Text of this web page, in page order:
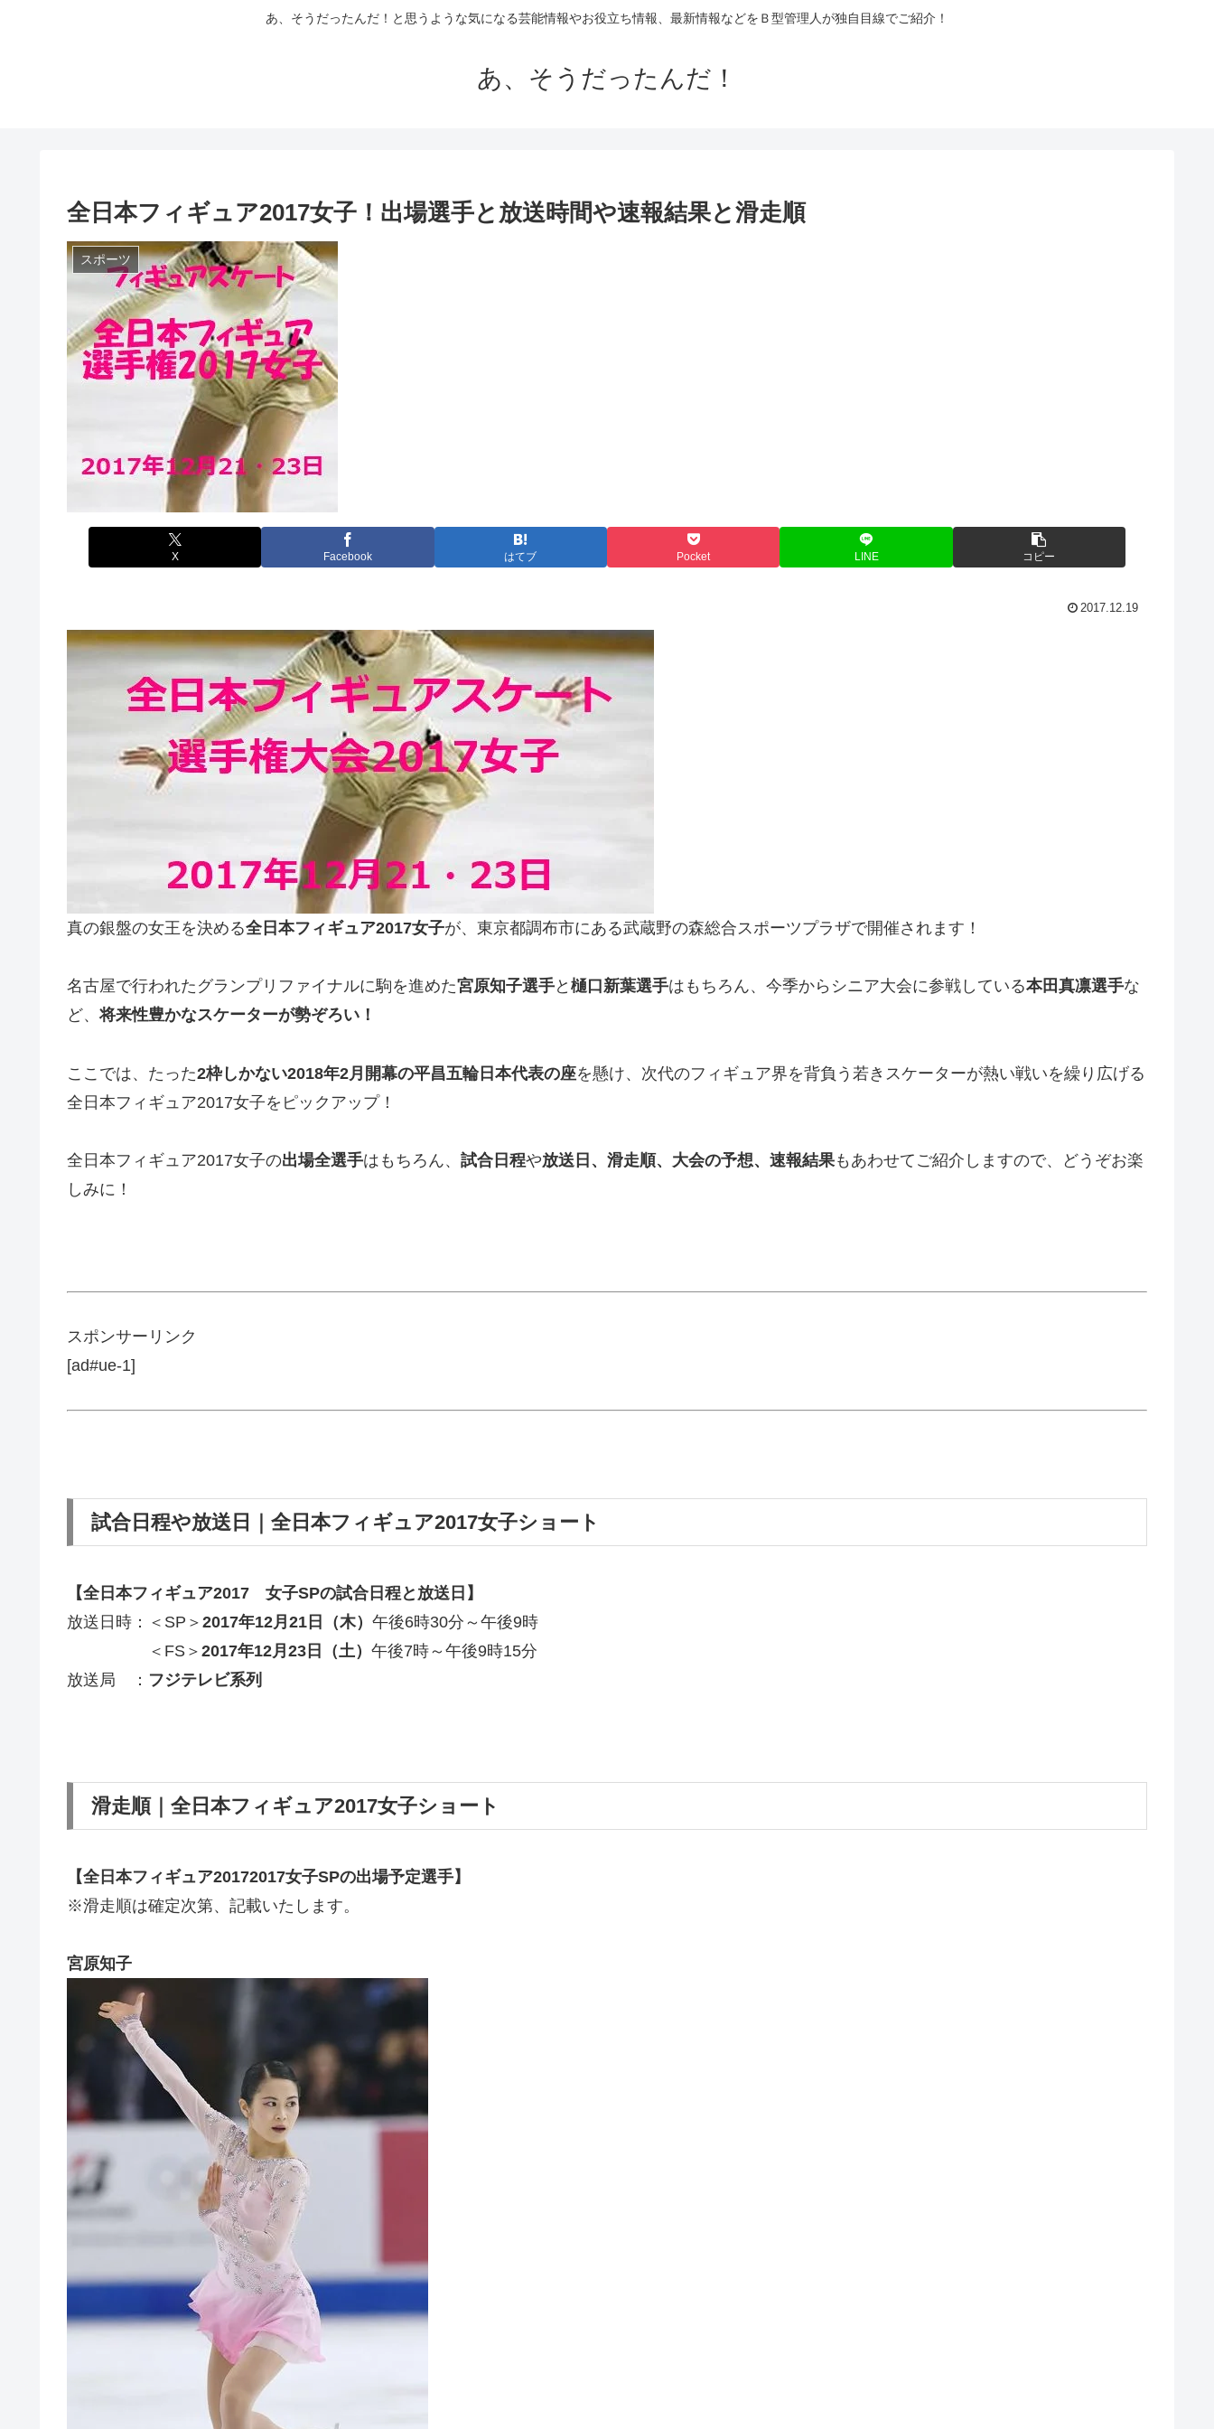
あ、そうだったんだ！と思うような気になる芸能情報やお役立ち情報、最新情報などをＢ型管理人が独自目線でご紹介！
あ、そうだったんだ！
全日本フィギュア2017女子！出場選手と放送時間や速報結果と滑走順
スポーツ
X Facebook はてブ Pocket LINE コピー
2017.12.19
真の銀盤の女王を決める全日本フィギュア2017女子が、東京都調布市にある武蔵野の森総合スポーツプラザで開催されます！
名古屋で行われたグランプリファイナルに駒を進めた宮原知子選手と 樋口新葉選手はもちろん、今季からシニア大会に参戦している本田真凛選手な
ど、 将来性豊かなスケーターが勢ぞろい！
ここでは、たった2枠しかない2018年2月開幕の平昌五輪日本代表の座を懸け、次代のフィギュア界を背負う若きスケーターが熱い戦いを繰り広げる
全日本フィギュア2017女子をピックアップ！
全日本フィギュア2017女子の出場全選手はもちろん、 試合日程や放送日、滑走順、大会の予想、速報結果もあわせてご紹介しますので、どうぞお楽
しみに！
スポンサーリンク
[ad#ue-1]
試合日程や放送日｜全日本フィギュア2017女子ショート
【全日本フィギュア2017 女子SPの試合日程と放送日】
放送日時：＜SP＞ 2017年12月21日（木） 午後6時30分～午後9時
＜FS＞ 2017年12月23日（土） 午後7時～午後9時15分
放送局 ： フジテレビ系列
滑走順｜全日本フィギュア2017女子ショート
【全日本フィギュア20172017女子SPの出場予定選手】
※滑走順は確定次第、記載いたします。
宮原知子